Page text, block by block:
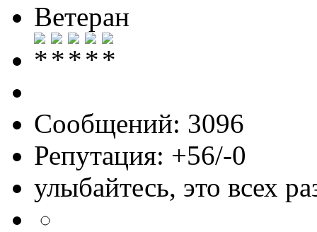
Ветеран
Сообщений: 3096
Репутация: +56/-0
улыбайтесь, это всех